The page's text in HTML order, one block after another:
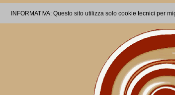
INFORMATIVA: Questo sito utilizza solo cookie tecnici per